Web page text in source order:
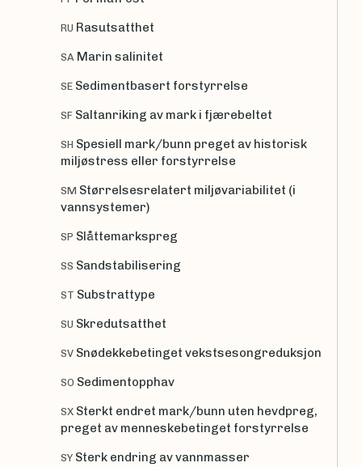
RU Rasutsatthet
SA Marin salinitet
SE Sedimentbasert forstyrrelse
SF Saltanriking av mark i fjærebeltet
SH Spesiell mark/bunn preget av historisk
miljøstress eller forstyrrelse
SM Størrelsesrelatert miljøvariabilitet (i
vannsystemer)
SP Slåttemarkspreg
SS Sandstabilisering
ST Substrattype
SU Skredutsatthet
SV Snødekkebetinget vekstsesongreduksjon
SO Sedimentopphav
SX Sterkt endret mark/bunn uten hevdpreg,
preget av menneskebetinget forstyrrelse
SY Sterk endring av vannmasser